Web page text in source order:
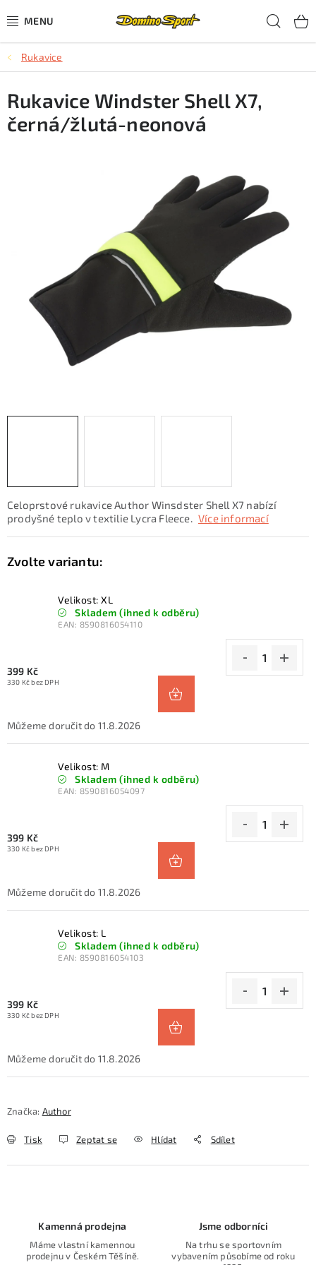
na
CYKLISTIKA
SJEZDOVÉ LYŽOVÁNÍ
SKIALPOVÉ LYŽOVÁNÍ
TIPY NA DÁRKY
KONTAKTY
CYKLO Servis
Rukavice
Celoprstové rukavice Author Winsdster Shell X7 nabízí
prodyšné teplo v textilie Lycra Fleece. Více informací
Velikost: XL
Skladem (ihned k odběru)
EAN: 8590816054110
399 Kč
330 Kč bez DPH
11.8.2026
Velikost: M
Skladem (ihned k odběru)
EAN: 8590816054097
399 Kč
330 Kč bez DPH
11.8.2026
Velikost: L
Skladem (ihned k odběru)
EAN: 8590816054103
399 Kč
330 Kč bez DPH
11.8.2026
Značka: Author
Tisk Zeptat se Hlídat Sdílet
Rukavice Windster Shell X7,
černá/žlutá-neonová
Kamenná prodejna
Máme vlastní kamennou
prodejnu v Českém Těšíně.
Jsme odborníci
Na trhu se sportovním
vybavením působíme od roku